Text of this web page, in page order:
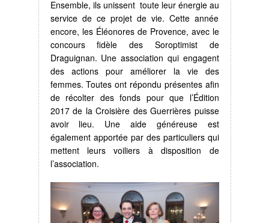
Ensemble, ils unissent toute leur énergie au
service de ce projet de vie. Cette année
encore, les Éléonores de Provence, avec le
concours fidèle des Soroptimist de
Draguignan. Une association qui engagent
des actions pour améliorer la vie des
femmes. Toutes ont répondu présentes afin
de récolter des fonds pour que l’Édition
2017 de la Croisière des Guerrières puisse
avoir lieu. Une aide généreuse est
également apportée par des particuliers qui
mettent leurs voiliers à disposition de
l’association.